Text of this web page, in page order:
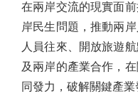
在兩岸交流的現實面
岸民生問題，推動兩
人員往來、開放旅遊
及兩岸的產業合作，
同發力，破解關鍵產業